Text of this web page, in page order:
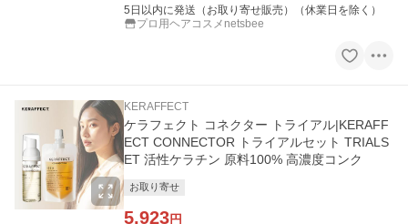
5日以内に発送（お取り寄せ販売）（休業日を除く）
プロ用ヘアコスメnetsbee
KERAFFECT
ケラフェクト コネクター トライアル|KERAFF
ECT CONNECTOR トライアルセット TRIALS
ET 活性ケラチン 原料100% 高濃度コンク
お取り寄せ
5,923円